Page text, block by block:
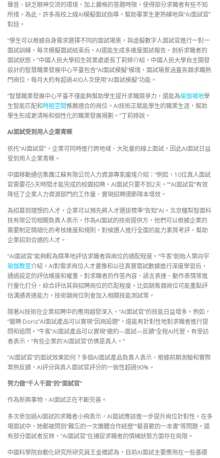
聲音、缺乏眼神交流的環境，加上嚴格的答題時限，使得部分求職者有些不知
所措。為此，許多高校上線AI模擬面試指導，幫助畢業生更熟練地與“AI面試官”
對話。
“學生可以根據自身需求選擇不同的面試場景，與虛擬數字人面試官進行一對一
面試訓練，每次模擬面試結束后，AI還能生成多維度面試報告，剖析求職者的
面試狀態。”中國人民大學招生就業處處長丁莉婷介紹，中國人民大學自主開發
設計的智慧職業發展中心平臺包含“AI面試模擬”模塊，面試場景涵蓋各類求職熱
門崗位，每月大約有超過400人次使用“AI面試模擬”功能。
“智慧職業發展中心平臺不僅能夠幫助學生提升求職競爭力，還能為瑜伽場地學
生智能匹配和時租空間推薦適合的崗位。AI技術正賦能學生的職業生涯，幫助
學生形成更清晰和個性化的職業發展規劃。”丁莉婷說。
AI面試受到用人企業青睞
依托“AI面試官”，企業可同時進行跨地域、大批量的線上面試，因此AI面試日益
受到用人企業青睞。
中國移動通信集團江蘇有限公司人力資源專家龐瑤介紹：“例如，10位真人面試
官需要花5天時間才能完成的校園招聘，AI面試只要不到2天。”“AI面試官”有效
降低了企業人力資源部門的工作量，實現招聘環節降本增效。
為招募到理想的人才，企業可以預先將人才選拔標準“告知”AI。北京鱷梨智面科
技有限公司相關負責人表示，作為AI面試的技術提供方，他們可以根據企業的
需要制定精細化的考核維度和規則，對候選人進行全面的能力素質考評，幫助
企業招到合適的人才。
“AI面試官”能夠較為精準地評估求職者與崗位的適配程度。“牛客”創始人葉向宇
瑜伽教室介紹，AI對需求崗位人才畫像和以往真實面試數據進行深度學習后，
通過設定的評估維度和權重，對求職者的作答內容、語言表達、動作表情等進
行量化打分，綜合評估其與招聘崗位的匹配程度。比如銷售類崗位可能重點評
估溝通表達能力，技術類崗位則會加入相關技能測試等。
隨著AI技術在企業招聘中的應用越發深入，“AI面試官”的技能日益增多。例如，
“獵聘·Doris”AI面試產品可以實現“因崗設題”，還能有針對性地對求職者進行提
問和追問。“牛客”AI面試產品可以實現“邀約—面試—反饋”全程AI托管。有受訪
者表示，“有些企業的‘AI面試官’仿佛是真人。”
“AI面試官”的面試效果如何？多個AI面試產品負責人表示，根據前期測驗和實際
案例反饋，AI評分與真人面試官評分的一致性超過90%。
努力做“千人千面”的“面試官”
作為新興事物，AI面試正在不斷完善。
多次參加過AI面試的求職者小飛表示，AI面試應該進一步提升崗位針對性。在多
場面試中，她都被問到“難忘的一次團體合作經歷”“最喜歡的一本書”等問題。還
有部分面試者反映，“AI面試官”在捕捉求職者的情緒狀態方面存在局限。
中國科學院自動化研究所研究員王金橋認為，目前AI面試主要應用在一些基礎